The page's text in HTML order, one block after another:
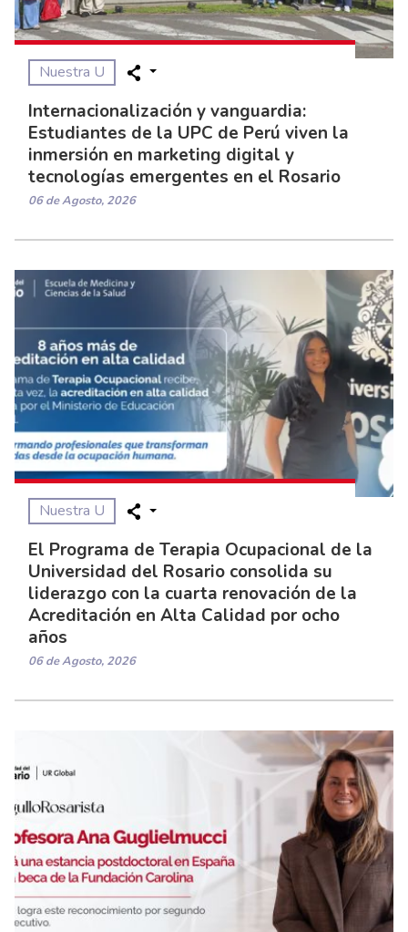
Nuestra U
Internacionalización y vanguardia:
Estudiantes de la UPC de Perú viven la
inmersión en marketing digital y
tecnologías emergentes en el Rosario
06 de Agosto, 2026
Nuestra U
El Programa de Terapia Ocupacional de la
Universidad del Rosario consolida su
liderazgo con la cuarta renovación de la
Acreditación en Alta Calidad por ocho
años
06 de Agosto, 2026